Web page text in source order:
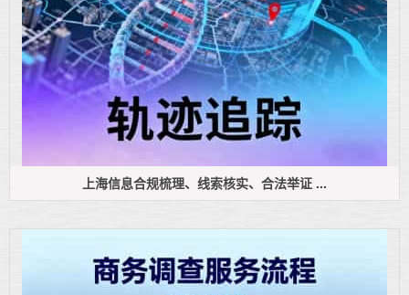
上海信息合规梳理、线索核实、合法举证 ...